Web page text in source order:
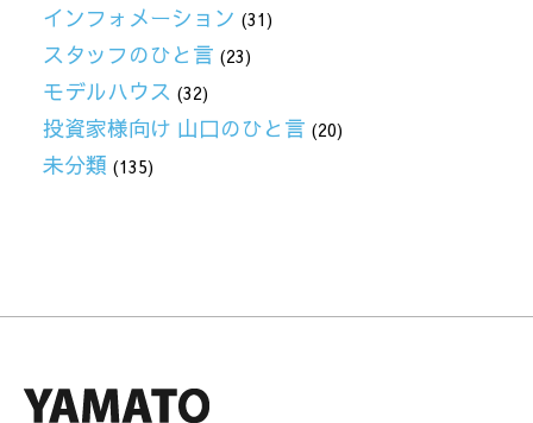
インフォメーション (31)
スタッフのひと言 (23)
モデルハウス (32)
投資家様向け 山口のひと言 (20)
未分類 (135)